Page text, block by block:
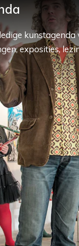
kunstagenda
exposities,